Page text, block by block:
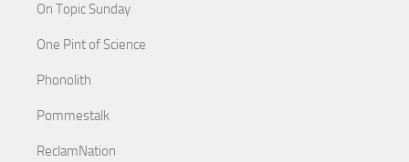
On Topic Sunday
One Pint of Science
Phonolith
Pommestalk
ReclamNation